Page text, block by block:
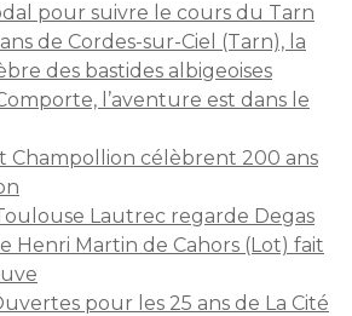
pour suivre le cours du Tarn
de Cordes-sur-Ciel (Tarn), la
des bastides albigeoises
l’aventure est dans le
Champollion célèbrent 200 ans
Lautrec regarde Degas
Henri Martin de Cahors (Lot) fait
pour les 25 ans de La Cité